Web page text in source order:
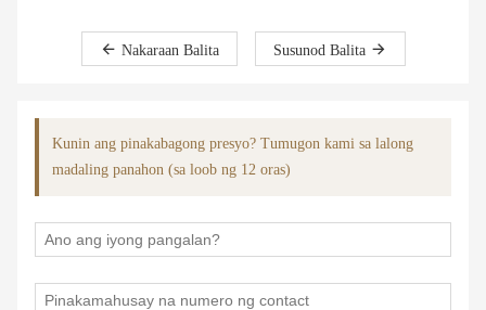
Nakaraan Balita Susunod Balita
Kunin ang pinakabagong presyo? Tumugon kami sa lalong
madaling panahon (sa loob ng 12 oras)